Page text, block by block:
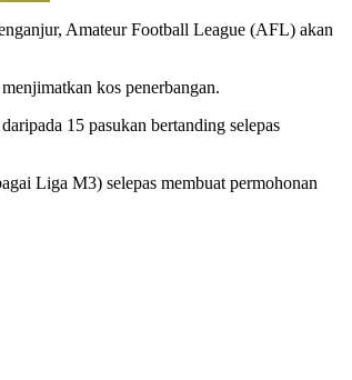
Amateur Football League (AFL) akan
kos penerbangan.
15 pasukan bertanding selepas
Liga M3) selepas membuat permohonan